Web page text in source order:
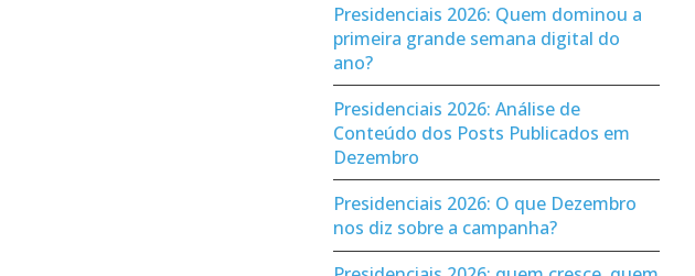
Presidenciais 2026: Quem dominou a
primeira grande semana digital do
ano?
Presidenciais 2026: Análise de
Conteúdo dos Posts Publicados em
Dezembro
Presidenciais 2026: O que Dezembro
nos diz sobre a campanha?